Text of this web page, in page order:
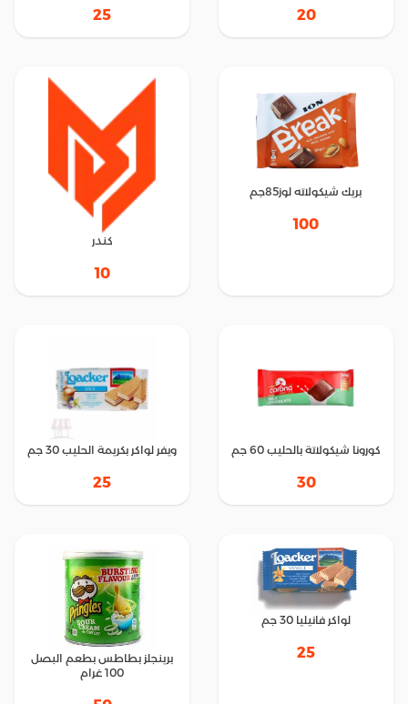
20
25
بريك شيكولاته لوز85جم
100
كندر
10
كورونا شيكولاتة بالحليب 60 جم
30
ويفر لواكر بكريمة الحليب ‎ 30جم
25
لواكر فانيليا 30 جم
25
برينجلز بطاطس بطعم البصل
100 غرام